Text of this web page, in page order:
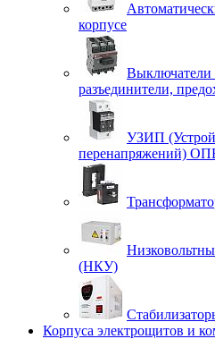
корпусе
Выключатели
разъединители,
УЗИП
перенапряжений)
(НКУ)
Корпуса электрощитов и